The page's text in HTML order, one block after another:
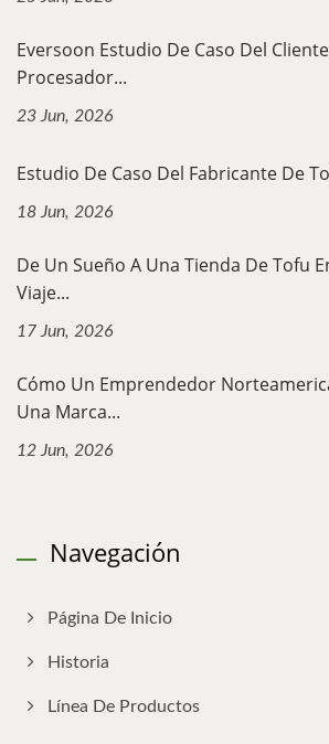
Eversoon Estudio De Caso Del
Procesador...
23 Jun, 2026
Estudio De Caso Del Fabricante De
18 Jun, 2026
De Un Sueño A Una Tienda De Tofu
Viaje...
17 Jun, 2026
Cómo Un Emprendedor
Una Marca...
12 Jun, 2026
Navegación
Página De Inicio
Historia
Línea De Productos